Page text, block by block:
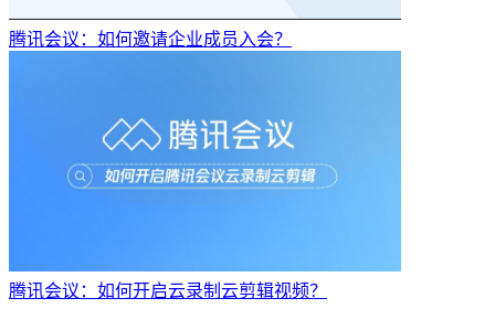
腾讯会议：如何邀请企业成员入会？
腾讯会议：如何开启云录制云剪辑视频？